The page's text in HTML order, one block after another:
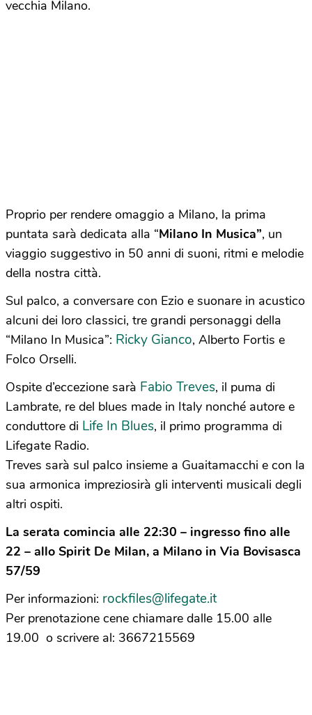
vecchia Milano.
Proprio per rendere omaggio a Milano, la prima
puntata sarà dedicata alla “Milano In Musica”, un
viaggio suggestivo in 50 anni di suoni, ritmi e melodie
della nostra città.
Sul palco, a conversare con Ezio e suonare in acustico
alcuni dei loro classici, tre grandi personaggi della
“Milano In Musica”: Ricky Gianco, Alberto Fortis e
Folco Orselli.
Ospite d’eccezione sarà Fabio Treves, il puma di
Lambrate, re del blues made in Italy nonché autore e
conduttore di Life In Blues, il primo programma di
Lifegate Radio.
Treves sarà sul palco insieme a Guaitamacchi e con la
sua armonica impreziosirà gli interventi musicali degli
altri ospiti.
La serata comincia alle 22:30 – ingresso fino alle
22 – allo Spirit De Milan, a Milano in Via Bovisasca
57/59
Per informazioni: rockfiles@lifegate.it
Per prenotazione cene chiamare dalle 15.00 alle
19.00 o scrivere al: 3667215569